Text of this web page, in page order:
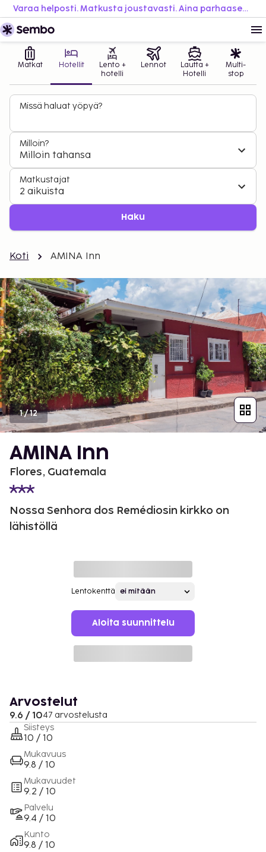
Varaa helposti. Matkusta joustavasti. Aina parhaaseen hintaan.
Matkat Hotellit
Lento +
hotelli
Lennot
Lautta +
Hotelli
Multi-
stop
Missä haluat yöpyä?
Milloin?
Milloin tahansa
Matkustajat
2 aikuista
Haku
Koti AMINA Inn
1/12
AMINA Inn
Flores, Guatemala
Nossa Senhora dos Remédiosin kirkko on
lähistöllä
Lentokenttä
Aloita suunnittelu
Arvostelut
9.6 / 1047 arvostelusta
Siisteys
10 / 10
Mukavuus
9.8 / 10
Mukavuudet
9.2 / 10
Palvelu
9.4 / 10
Kunto
9.8 / 10